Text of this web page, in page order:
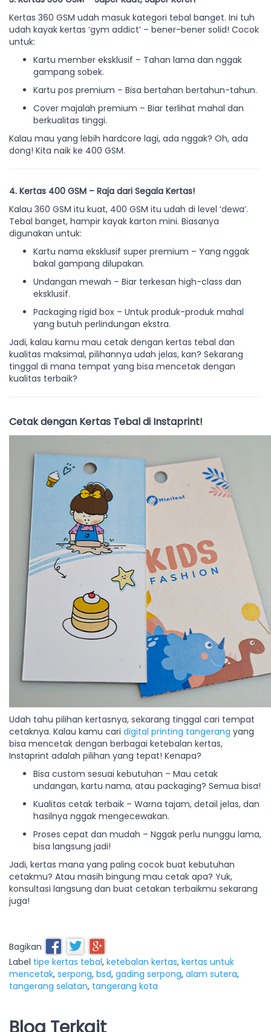
Kertas 360 GSM udah masuk kategori tebal banget. Ini tuh
udah kayak kertas ‘gym addict’ – bener-bener solid! Cocok
untuk:
Kartu member eksklusif – Tahan lama dan nggak
gampang sobek.
Kartu pos premium – Bisa bertahan bertahun-tahun.
Cover majalah premium – Biar terlihat mahal dan
berkualitas tinggi.
Kalau mau yang lebih hardcore lagi, ada nggak? Oh, ada
dong! Kita naik ke 400 GSM.
4. Kertas 400 GSM – Raja dari Segala Kertas!
Kalau 360 GSM itu kuat, 400 GSM itu udah di level ‘dewa’.
Tebal banget, hampir kayak karton mini. Biasanya
digunakan untuk:
Kartu nama eksklusif super premium – Yang nggak
bakal gampang dilupakan.
Undangan mewah – Biar terkesan high-class dan
eksklusif.
Packaging rigid box – Untuk produk-produk mahal
yang butuh perlindungan ekstra.
Jadi, kalau kamu mau cetak dengan kertas tebal dan
kualitas maksimal, pilihannya udah jelas, kan? Sekarang
tinggal di mana tempat yang bisa mencetak dengan
kualitas terbaik?
Cetak dengan Kertas Tebal di Instaprint!
Udah tahu pilihan kertasnya, sekarang tinggal cari tempat
cetaknya. Kalau kamu cari digital printing tangerang yang
bisa mencetak dengan berbagai ketebalan kertas,
Instaprint adalah pilihan yang tepat! Kenapa?
Bisa custom sesuai kebutuhan – Mau cetak
undangan, kartu nama, atau packaging? Semua bisa!
Kualitas cetak terbaik – Warna tajam, detail jelas, dan
hasilnya nggak mengecewakan.
Proses cepat dan mudah – Nggak perlu nunggu lama,
bisa langsung jadi!
Jadi, kertas mana yang paling cocok buat kebutuhan
cetakmu? Atau masih bingung mau cetak apa? Yuk,
konsultasi langsung dan buat cetakan terbaikmu sekarang
juga!
Bagikan
Label tipe kertas tebal, ketebalan kertas, kertas untuk
mencetak, serpong, bsd, gading serpong, alam sutera,
tangerang selatan, tangerang kota